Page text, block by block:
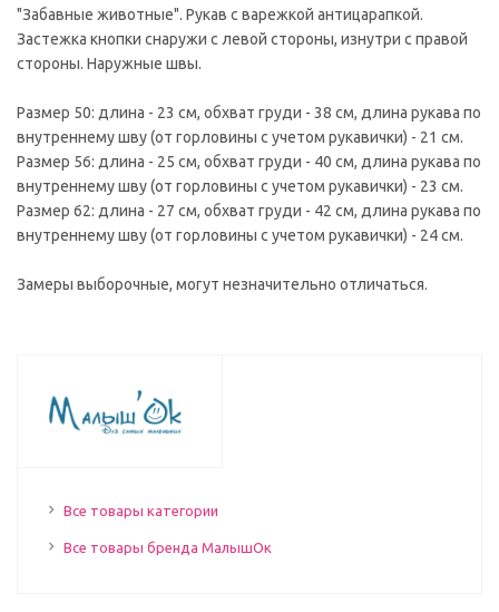
"Забавные животные". Рукав с варежкой антицарапкой.
Застежка кнопки снаружи с левой стороны, изнутри с правой
стороны. Наружные швы.
Размер 50: длина - 23 см, обхват груди - 38 см, длина рукава по
внутреннему шву (от горловины с учетом рукавички) - 21 см.
Размер 56: длина - 25 см, обхват груди - 40 см, длина рукава по
внутреннему шву (от горловины с учетом рукавички) - 23 см.
Размер 62: длина - 27 см, обхват груди - 42 см, длина рукава по
внутреннему шву (от горловины с учетом рукавички) - 24 см.
Замеры выборочные, могут незначительно отличаться.
Все товары категории
Все товары бренда МалышОк